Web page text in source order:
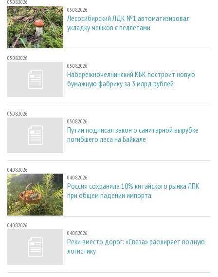
05.08.2026
05.08.2026
Лесосибирский ЛДК №1 автоматизировал
укладку мешков с пеллетами
05.08.2026
05.08.2026
Набережночелнинский КБК построит новую
бумажную фабрику за 3 млрд рублей
05.08.2026
05.08.2026
Путин подписал закон о санитарной вырубке
погибшего леса на Байкале
04.08.2026
04.08.2026
Россия сохранила 10% китайского рынка ЛПК
при общем падении импорта
04.08.2026
04.08.2026
Реки вместо дорог: «Свеза» расширяет водную
логистику